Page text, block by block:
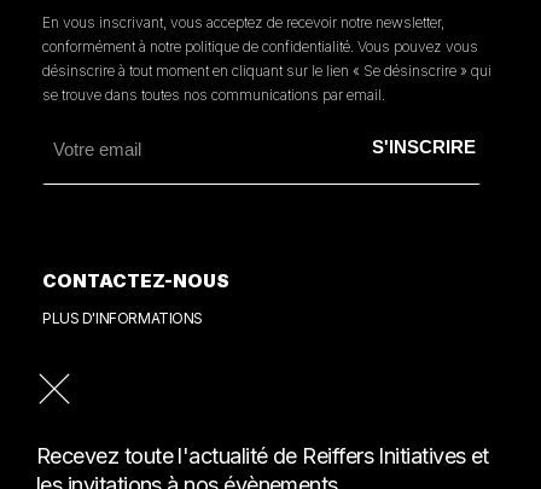
Recevez toute l'actualité de Reiffers Initiatives et
En vous inscrivant, vous acceptez de recevoir notre newsletter,
conformément à notre politique de confidentialité. Vous pouvez vous
désinscrire à tout moment en cliquant sur le lien « Se désinscrire » qui
se trouve dans toutes nos communications par email.
CONTACTEZ-NOUS
PLUS D'INFORMATIONS
PRESSE